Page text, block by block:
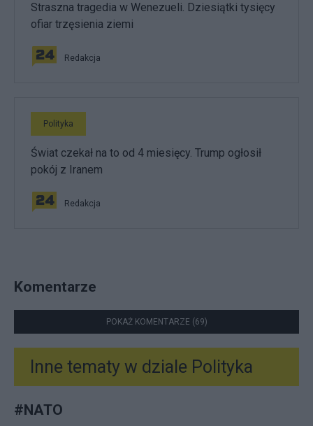
Straszna tragedia w Wenezueli. Dziesiątki tysięcy
ofiar trzęsienia ziemi
Redakcja
Polityka
Świat czekał na to od 4 miesięcy. Trump ogłosił
pokój z Iranem
Redakcja
Komentarze
POKAŻ KOMENTARZE (69)
Inne tematy w dziale Polityka
#NATO